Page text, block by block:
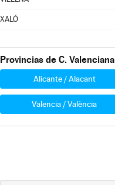
XALÓ
Provincias de C. Valenciana
Alicante / Alacant
Valencia / València